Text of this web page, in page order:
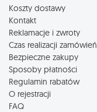
Koszty dostawy
Kontakt
Reklamacje i zwroty
Czas realizacji zamówień
Bezpieczne zakupy
Sposoby płatności
Regulamin rabatów
O rejestracji
FAQ